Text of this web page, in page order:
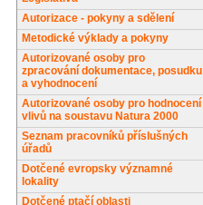
Autorizace - pokyny a sdělení
Metodické výklady a pokyny
Autorizované osoby pro
zpracování dokumentace, posudku
a vyhodnocení
Autorizované osoby pro hodnocení
vlivů na soustavu Natura 2000
Seznam pracovníků příslušných
úřadů
Dotčené evropsky významné
lokality
Dotčené ptačí oblasti